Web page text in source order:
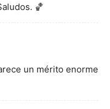
🏀
un mérito enorme